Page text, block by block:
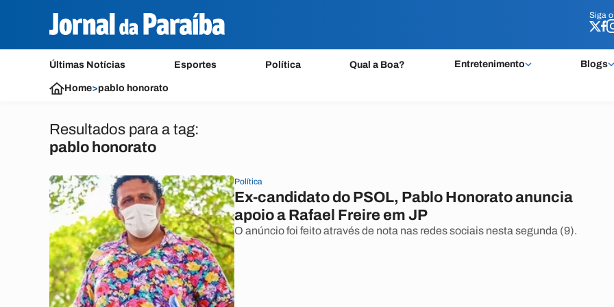
Siga o
Últimas Notícias Esportes Política Qual a Boa? Entretenimento Blogs
Siga o
Home>pablo honorato
Resultados para a tag:
pablo honorato
Política
Ex-candidato do PSOL, Pablo Honorato anuncia
apoio a Rafael Freire em JP
O anúncio foi feito através de nota nas redes sociais nesta segunda (9).